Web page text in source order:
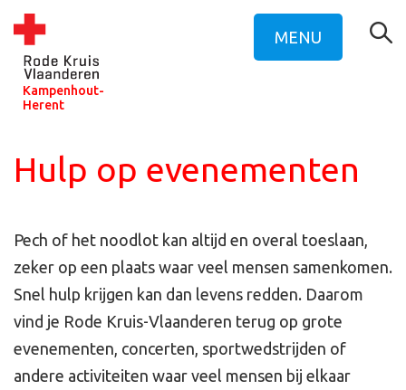
Kampenhout-
Herent
MENU
Hulp op evenementen
Pech of het noodlot kan altijd en overal toeslaan,
zeker op een plaats waar veel mensen samenkomen.
Snel hulp krijgen kan dan levens redden. Daarom
vind je Rode Kruis-Vlaanderen terug op grote
evenementen, concerten, sportwedstrijden of
andere activiteiten waar veel mensen bij elkaar